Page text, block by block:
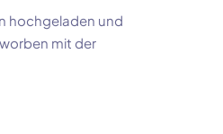
hochgeladen und
mit der